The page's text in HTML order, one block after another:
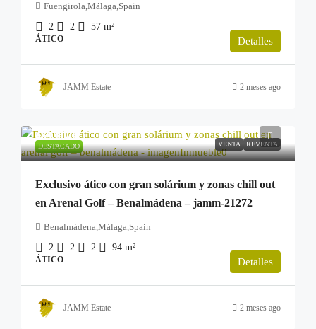
Fuengirola,Málaga,Spain
2
2 57 m²
ÁTICO Detalles
JAMM Estate 2 meses ago
DESTACADO VENTA REVENTA
469.000€
Exclusivo ático con gran solárium y zonas chill out
en Arenal Golf – Benalmádena – jamm-21272
Benalmádena,Málaga,Spain
2
2 2 94 m²
ÁTICO Detalles
JAMM Estate 2 meses ago